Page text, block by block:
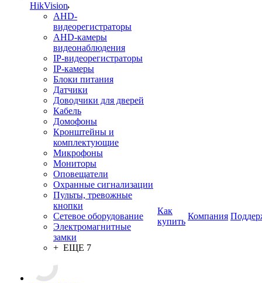
HikVision
AHD-
видеорегистраторы
AHD-камеры
видеонаблюдения
IP-видеорегистраторы
IP-камеры
Блоки питания
Датчики
Доводчики для дверей
Кабель
Домофоны
Кронштейны и
комплектующие
Микрофоны
Мониторы
Оповещатели
Охранные сигнализации
Пульты, тревожные
кнопки
Сетевое оборудование
Электромагнитные
замки
+ ЕЩЕ 7
Как
купить
Компания